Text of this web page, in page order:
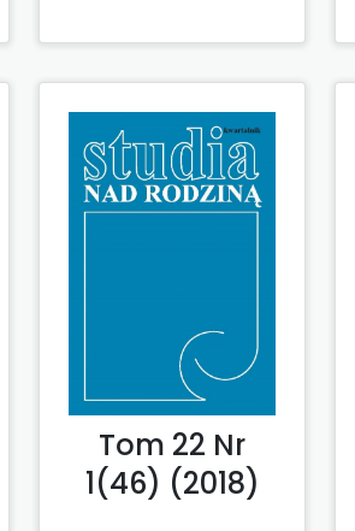
Tom 22 Nr
1(46) (2018)